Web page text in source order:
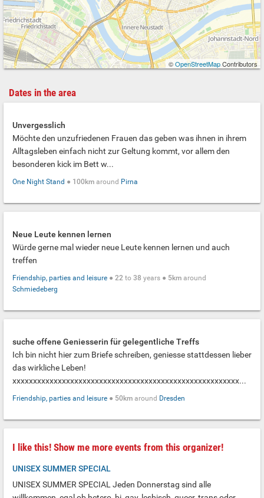
©OpenStreetMapContributors
Dates in the area
Unvergesslich
Möchte den unzufriedenen Frauen das geben was ihnen in ihrem
Alltagsleben einfach nicht zur Geltung kommt, vor allem den
besonderen kick im Bett w...
One Night Stand ● 100km around Pirna
Neue Leute kennen lernen
Würde gerne mal wieder neue Leute kennen lernen und auch
treffen
Friendship, parties and leisure ● 22 to 38 years ● 5km around
Schmiedeberg
suche offene Geniesserin für gelegentliche Treffs
Ich bin nicht hier zum Briefe schreiben, geniesse stattdessen lieber
das wirkliche Leben!
xxxxxxxxxxxxxxxxxxxxxxxxxxxxxxxxxxxxxxxxxxxxxxxxxxxxxxx...
Friendship, parties and leisure ● 50km around Dresden
I like this! Show me more events from this organizer!
UNISEX SUMMER SPECIAL
UNISEX SUMMER SPECIAL Jeden Donnerstag sind alle